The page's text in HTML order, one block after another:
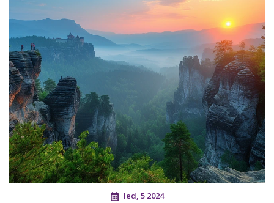
led, 5 2024